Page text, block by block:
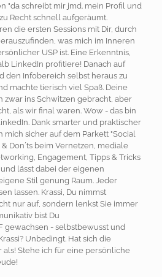
"da schreibt mir jmd. mein Profil und
Recht schnell aufgeräumt.
die ersten Sessions mit Dir, durch
was mich im Inneren
USP ist. Eine Erkenntnis,
LinkedIn profitiere! Danach auf
den Infobereich selbst heraus zu
machte tierisch viel Spaß. Deine
zwar ins Schwitzen gebracht, aber
als wir final waren. Wow - das bin
Dank smarter und praktischer
sicher auf dem Parkett "Social
& Don´ts beim Vernetzen, mediale
Engagement, Tipps & Tricks
lässt dabei der eigenen
Stil genung Raum. Jeder
lassen. Krassi, Du nimmst
nur auf, sondern lenkst Sie immer
bist Du
gewachsen - selbstbewusst und
Unbedingt. Hat sich die
als! Stehe ich für eine persönliche